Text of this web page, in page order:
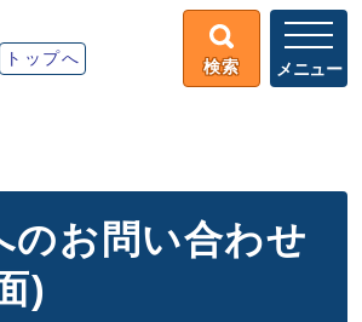
トップへ 検索 メニュー
のお問い合わせ
)